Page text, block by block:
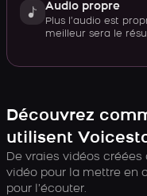
Audio propre
Plus l’audio est
meilleur sera le
Découvrez
utilisent
De vraies vidéos créées
vidéo pour la mettre en
pour l’écouter.